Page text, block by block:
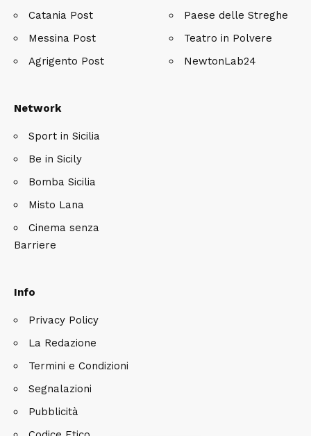
Catania Post
Messina Post
Agrigento Post
Paese delle Streghe
Teatro in Polvere
NewtonLab24
Network
Sport in Sicilia
Be in Sicily
Bomba Sicilia
Misto Lana
Cinema senza
Barriere
Info
Privacy Policy
La Redazione
Termini e Condizioni
Segnalazioni
Pubblicità